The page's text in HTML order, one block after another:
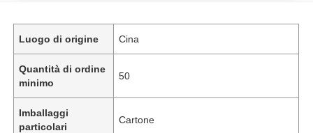
Luogo di origine Cina
Quantità di ordine
minimo
50
Imballaggi
particolari
Cartone